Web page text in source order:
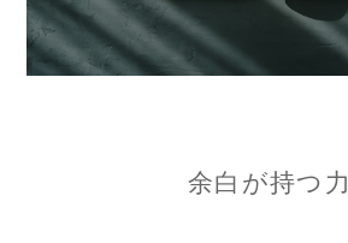
余白が持つ力